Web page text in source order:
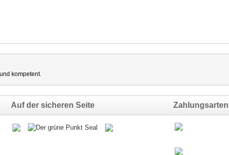
kompetent.
Auf der sicheren Seite Zahlungsarten